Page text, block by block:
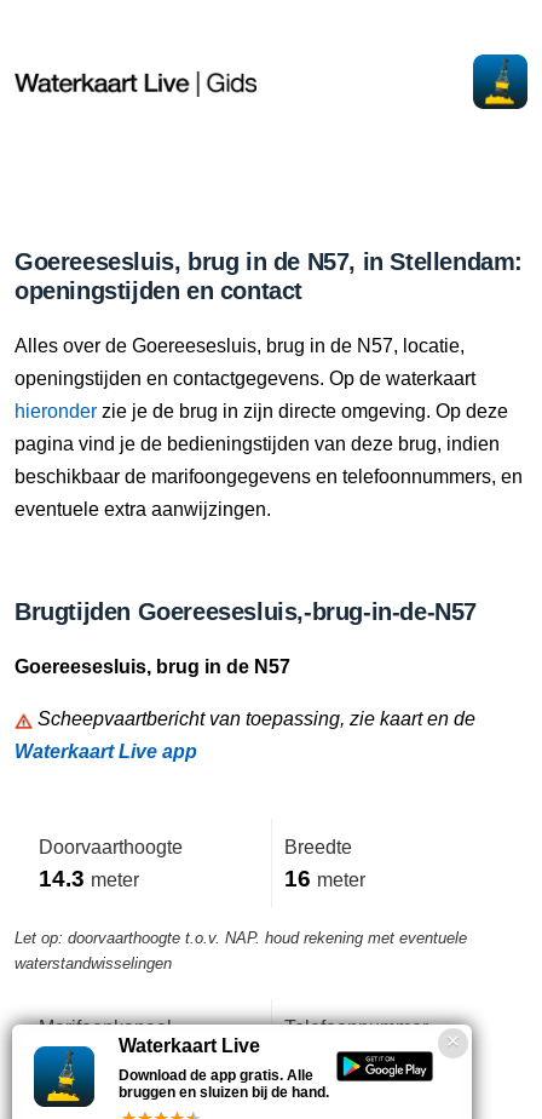
Goereesesluis, brug in de N57, in Stellendam:
openingstijden en contact
Alles over de Goereesesluis, brug in de N57, locatie,
openingstijden en contactgegevens. Op de waterkaart
hieronder zie je de brug in zijn directe omgeving. Op deze
pagina vind je de bedieningstijden van deze brug, indien
beschikbaar de marifoongegevens en telefoonnummers, en
eventuele extra aanwijzingen.
Brugtijden Goereesesluis,-brug-in-de-N57
Goereesesluis, brug in de N57
Scheepvaartbericht van toepassing, zie kaart en de
Waterkaart Live app
Doorvaarthoogte
14.3 meter
Breedte
16 meter
Let op: doorvaarthoogte t.o.v. NAP. houd rekening met eventuele
waterstandwisselingen
Marifoonkanaal
20
Telefoonnummer
088-7970961
Waterkaart Live
Download de app gratis. Alle
bruggen en sluizen bij de hand.